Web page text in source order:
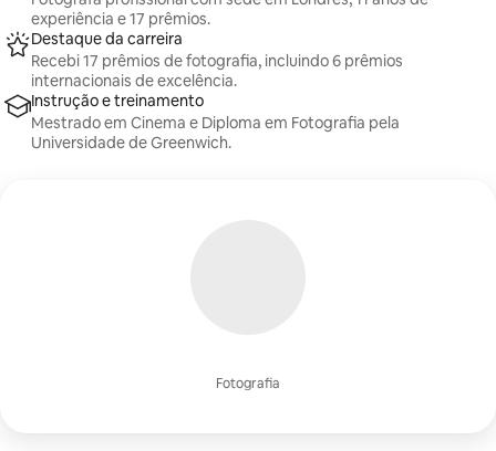
Fotografia
experiência e 17 prêmios.
Destaque da carreira
Recebi 17 prêmios de fotografia, incluindo 6 prêmios
internacionais de excelência.
Instrução e treinamento
Mestrado em Cinema e Diploma em Fotografia pela
Universidade de Greenwich.